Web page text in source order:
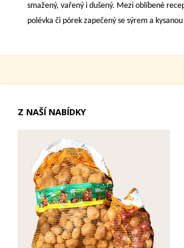
smažený, vařený i dušený. Mezi oblíbené
polévka či pórek zapečený se sýrem a
Z NAŠÍ NABÍDKY